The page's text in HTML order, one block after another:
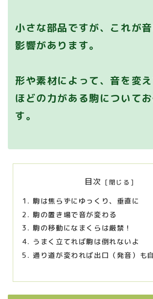
小さな部品ですが、これが
影響があります。
形や素材によって、音を変
ほどの力がある駒について
す。
目次
駒は焦らずにゆっくり、垂直に
駒の置き場で音が変わる
駒の移動になまくらは厳禁！
うまく立てれば駒は倒れないよ
通り道が変われば出口（発音）も